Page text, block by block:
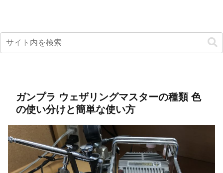
ガンプラ ウェザリングマスターの種類 色
の使い分けと簡単な使い方